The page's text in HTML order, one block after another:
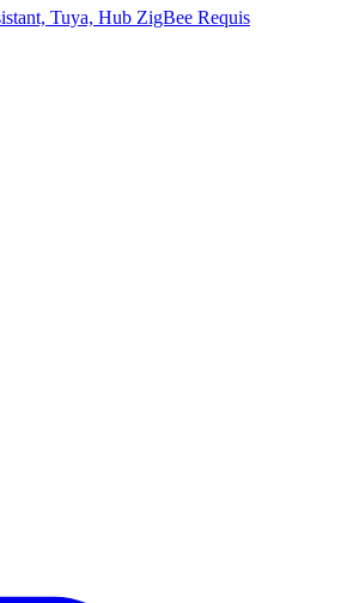
Tuya, Hub ZigBee Requis